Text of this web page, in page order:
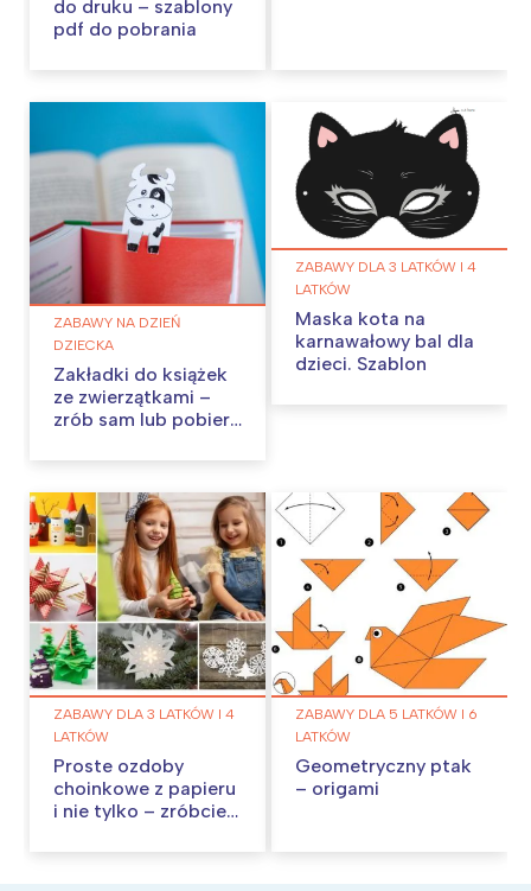
do druku – szablony
pdf do pobrania
ZABAWY NA DZIEŃ
DZIECKA
Zakładki do książek
ze zwierzątkami –
zrób sam lub pobierz
ZABAWY DLA 3 LATKÓW I 4
LATKÓW
Maska kota na
karnawałowy bal dla
dzieci. Szablon
ZABAWY DLA 3 LATKÓW I 4
LATKÓW
Proste ozdoby
choinkowe z papieru
i nie tylko – zróbcie
ZABAWY DLA 5 LATKÓW I 6
LATKÓW
Geometryczny ptak
– origami